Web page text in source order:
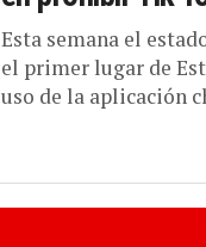
Esta semana el
el primer lugar de
uso de la aplicación